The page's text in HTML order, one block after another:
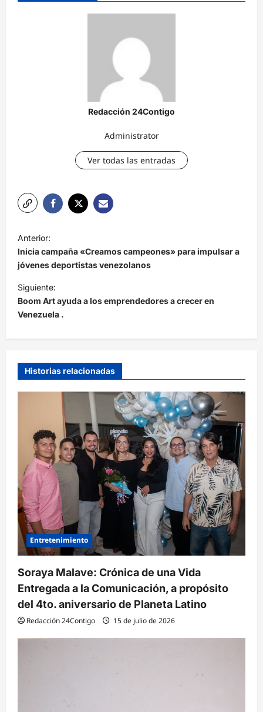
Redacción 24Contigo
Administrator
Ver todas las entradas
a
v
e
g
a
c
ó
n
n
t
r
a
d
a
s
Anterior:
Inicia campaña «Creamos campeones» para impulsar a
jóvenes deportistas venezolanos
Siguiente:
Boom Art ayuda a los emprendedores a crecer en
Venezuela .
Historias relacionadas
Entretenimiento
Soraya Malave: Crónica de una Vida
Entregada a la Comunicación, a propósito
del 4to. aniversario de Planeta Latino
Redacción 24Contigo 15 de julio de 2026